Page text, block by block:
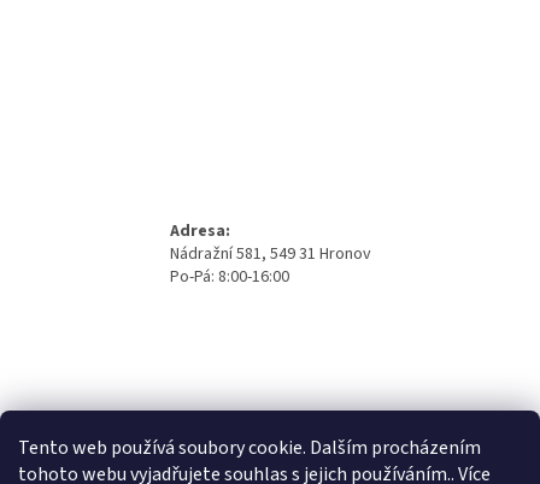
Tento web používá soubory cookie. Dalším procházením
tohoto webu vyjadřujete souhlas s jejich používáním.. Více
Adresa:
Nádražní 581, 549 31 Hronov
Po-Pá: 8:00-16:00